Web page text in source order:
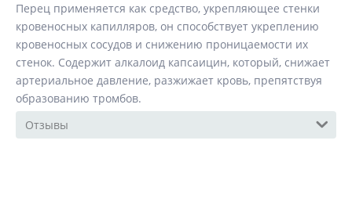
Перец применяется как средство, укрепляющее стенки
кровеносных капилляров, он способствует укреплению
кровеносных сосудов и снижению проницаемости их
стенок. Содержит алкалоид капсаицин, который, снижает
артериальное давление, разжижает кровь, препятствуя
образованию тромбов.
Отзывы